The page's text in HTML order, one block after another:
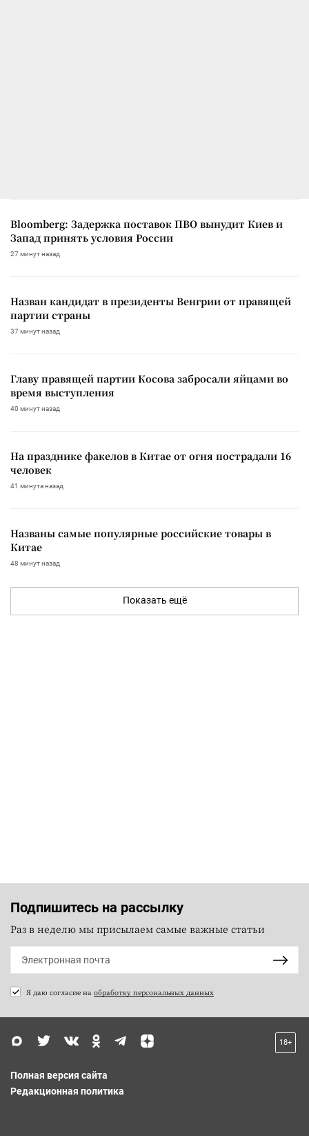
Bloomberg: Задержка поставок ПВО вынудит Киев и
Запад принять условия России
27 минут назад
Назван кандидат в президенты Венгрии от правящей
партии страны
37 минут назад
Главу правящей партии Косова забросали яйцами во
время выступления
40 минут назад
На празднике факелов в Китае от огня пострадали 16
человек
41 минута назад
Названы самые популярные российские товары в
Китае
48 минут назад
Показать ещё
Подпишитесь на рассылку
Раз в неделю мы присылаем самые важные статьи
Я даю согласие на обработку персональных данных
18+
Полная версия сайта
Редакционная политика